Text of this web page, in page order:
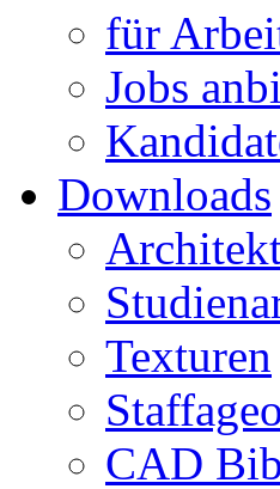
für
Jobs
Downloads
Texturen
CAD